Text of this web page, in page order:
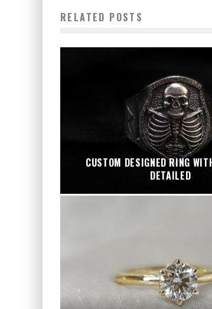
RELATED POSTS
CUSTOM DESIGNED RING
DETAILED